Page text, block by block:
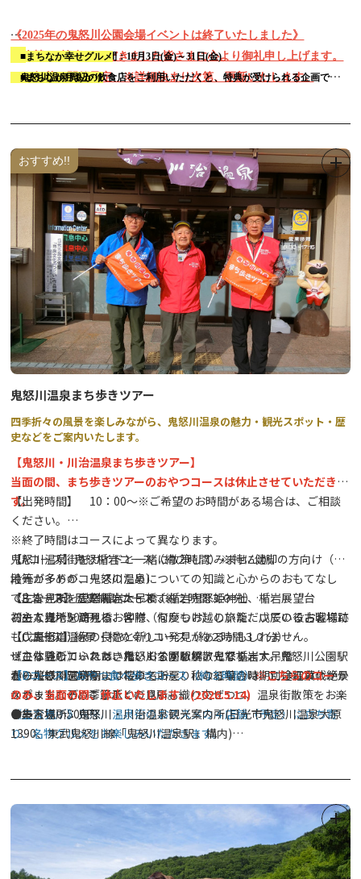
《2025年の鬼怒川公園会場イベントは終了いたしました》
ご協賛･ご協力いただきました皆さまに心より御礼申し上げます。
2026年秋、開催予定 ※詳細決まり次第、更新いたします。
※荒天時は中止となる場合があります。
開催期間：2025年10月3日（金）～10月13日（月・祝）予定
ライトアップ時間：18:30～21:00
会 場：鬼怒川公園
▶飲食コーナー、物販、体験ブースあります！
▶月あかりの演奏会
10月4日(土)
◆渡辺美貴／ヴァイオリン
①18:30～②19:15～③20:00～各約20分予定
10月5日(日)
①18:30～②19:30～③20:30～各約20分予定
10月11日(土)
◆日光市立藤原中学校／吹奏楽部
①18:30～約30分予定
10月12日(日)
◆壱太郎／和太鼓
①18:30～②19:30～③20:30～各約20分予定
▶百華繚乱花火 鬼怒川焔火(きぬがわえんか)
鬼怒川温泉では8月のお盆期間中、9月は土曜日を中心に、10月は月あかり
花回廊期間中
日 時：10月4日(土)、11日(土) 20:30～約7分間
【連携企画】 開催期間：10月3日(金)～31日(金)
■まちなか月あかり
場合がございますので、あらかじめご了承ください。
注)施設の駐車場は、施設の宿泊者様以外の方は、ご利用できません。
◆あさや
◆一心舘
◆きぬ川国際ホテル
◆鬼怒川温泉 山楽
◆日光きぬ川ホテル三日月
◆鬼怒川パークホテルズ
◆ホテルサンシャイン鬼怒川
◆ホテル栂の季
◆鬼怒川渓翠
◆鬼怒川グランドホテル夢の季
◆若竹の庄
◆鬼怒川温泉駅(東武鉄道)
◆鬼怒川･川治温泉観光情報センター
■まちなか幸せグルメ
鬼怒川温泉周辺の飲食店をご利用いただくと、特典が受けられる企画です。
おすすめ!!
鬼怒川温泉まち歩きツアー
四季折々の風景を楽しみながら、鬼怒川温泉の魅力・観光スポット・歴
史などをご案内いたします。
【鬼怒川・川治温泉まち歩きツアー】
当面の間、まち歩きツアーのおやつコースは休止させていただきま
す。
鬼怒川温泉街をガイドと一緒に散策してみませんか。
地元ガイドが、鬼怒川温泉についての知識と心からのおもてなし
で、皆さまをご案内いたします。
初めて当地を訪れるお客様、何度もお越しいただいているお客様に
も、鬼怒川温泉の良さと新しい発見があるかもしれません。
ぜひ体験していただきたいおすすめツアーです。
春の桜の開花時期には桜の名所を、秋の紅葉の時期には紅葉の絶景
スポットなど、季節ごとの見所も織り交ぜつつ、温泉街散策をお楽
しみ下さい。
【出発時間】 10：00～※ご希望のお時間がある場合は、ご相談
ください。
※終了時間はコースによって異なります。
【Aコース】鬼怒楯岩コース（約２時間）※特に健脚の方向け（階
段等が多めのコースのため）
《主な見所》鬼怒楯岩大吊橋、楯岩鬼怒姫神社、楯岩展望台
お一人様：500円
【Bコース】歴史探訪コース（約２時間３０分）
《主な見所》滝見橋、仲附（なかつけ）の旅籠、戊辰の役古戦場跡
（戊辰街道）
※こちらのコースは、鬼怒川公園駅解散となります。鬼怒川公園駅
から鬼怒川温泉駅まで電車でお戻りになる場合は、別途電車代がか
かります。予めご了承ください。
お一人様：500円
【Cコース】絶景・橋めぐりコース（約２時間３０分）
《主な見所》ふれあい橋、くろがね橋、鬼怒楯岩大吊橋
お一人様：500円
【Dコース】おやつ食べ歩きコース（約３時間）※こちらのコース
のみ、当面の間、休止いたします。(2026.5.14)
《主な見所》鬼怒川温泉街のおススメの４店舗（予定）に立ち寄
り、名物グルメをお楽しみいただきます。
●集合場所：鬼怒川・川治温泉観光案内所(日光市鬼怒川温泉大原
1390、東武鬼怒川線「鬼怒川温泉駅」構内)
●参加特典：参加者には、参加特典あり。☆内容は、当日までお楽
●申込方法：参加ご希望の方は、希望日の1週間前までに、電話ま
たはFAXにて下記までお申込ください。(１週間以内の場合は、ご相